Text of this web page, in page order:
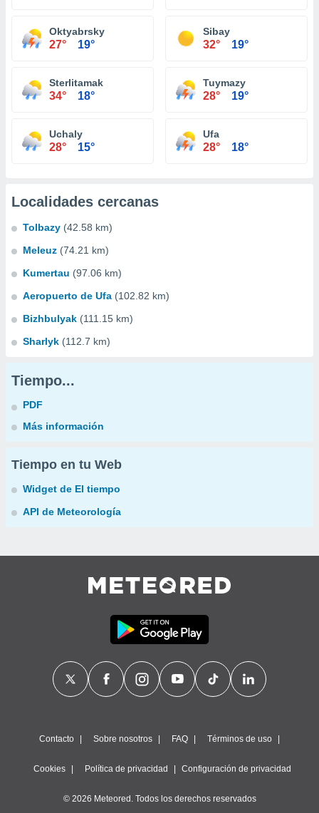
Oktyabrsky
27° 19°
Sibay
32° 19°
Sterlitamak
34° 18°
Tuymazy
28° 19°
Uchaly
28° 15°
Ufa
28° 18°
Localidades cercanas
Tolbazy (42.58 km)
Meleuz (74.21 km)
Kumertau (97.06 km)
Aeropuerto de Ufa (102.82 km)
Bizhbulyak (111.15 km)
Sharlyk (112.7 km)
Tiempo...
PDF
Más información
Tiempo en tu Web
Widget de El tiempo
API de Meteorología
Contacto Sobre nosotros FAQ Términos de uso
Cookies Política de privacidad Configuración de privacidad
© 2026 Meteored. Todos los derechos reservados